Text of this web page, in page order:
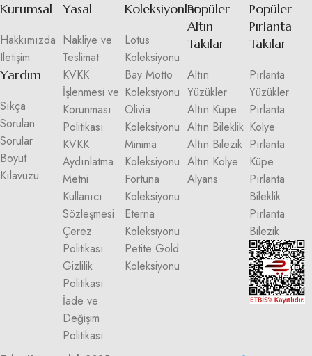
Kurumsal
Hakkımızda
Iletişim
Yardım
Sıkça
Sorulan
Sorular
Boyut
Kılavuzu
Yasal
Nakliye ve
Teslimat
KVKK
İşlenmesi ve
Korunması
Politikası
KVKK
Aydınlatma
Metni
Kullanıcı
Sözleşmesi
Çerez
Politikası
Gizlilik
Politikası
İade ve
Değişim
Politikası
Koleksiyonlar
Lotus
Koleksiyonu
Bay Motto
Koleksiyonu
Olivia
Koleksiyonu
Minima
Koleksiyonu
Fortuna
Koleksiyonu
Eterna
Koleksiyonu
Petite Gold
Koleksiyonu
Popüler
Altın
Takılar
Altın
Yüzükler
Altın Küpe
Altın Bileklik
Altın Bilezik
Altın Kolye
Alyans
Popüler
Pırlanta
Takılar
Pırlanta
Yüzükler
Pırlanta
Kolye
Pırlanta
Küpe
Pırlanta
Bileklik
Pırlanta
Bilezik